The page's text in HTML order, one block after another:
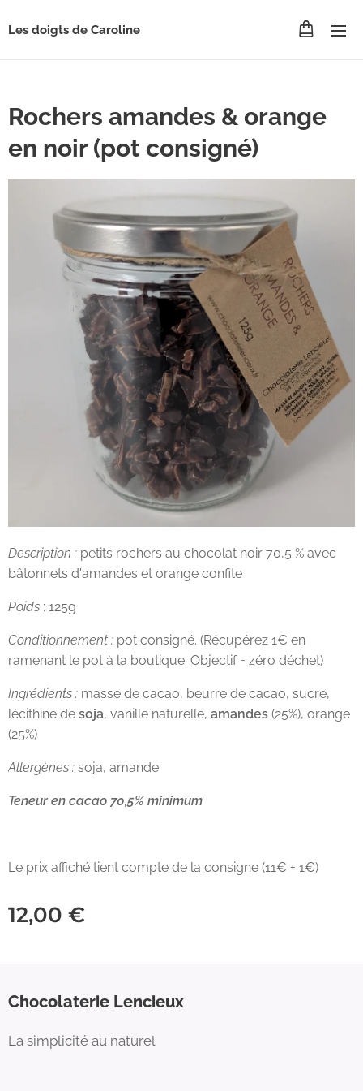
Les doigts de Caroline
Rochers amandes & orange
en noir (pot consigné)
Description : petits rochers au chocolat noir 70,5 % avec
bâtonnets d'amandes et orange confite
Poids : 125g
Conditionnement : pot consigné. (Récupérez 1€ en
ramenant le pot à la boutique. Objectif = zéro déchet)
Ingrédients : masse de cacao, beurre de cacao, sucre,
lécithine de soja, vanille naturelle, amandes (25%), orange
(25%)
Allergènes : soja, amande
Teneur en cacao 70,5% minimum
Le prix affiché tient compte de la consigne (11€ + 1€)
12,00 €
Chocolaterie Lencieux
La simplicité au naturel